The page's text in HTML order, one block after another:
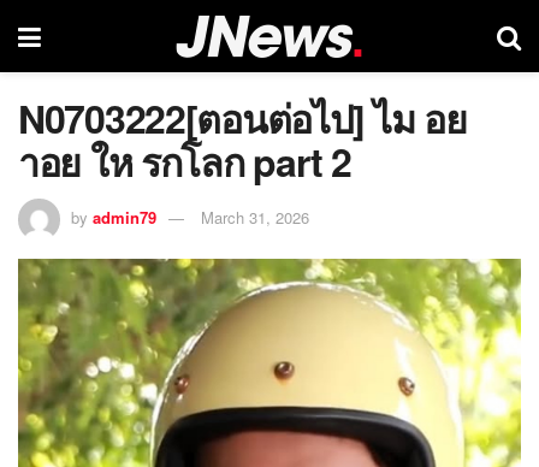
N0703222[ตอนต่อไป] ไม อย
าอย ให รกโลก part 2
by admin79 March 31, 2026